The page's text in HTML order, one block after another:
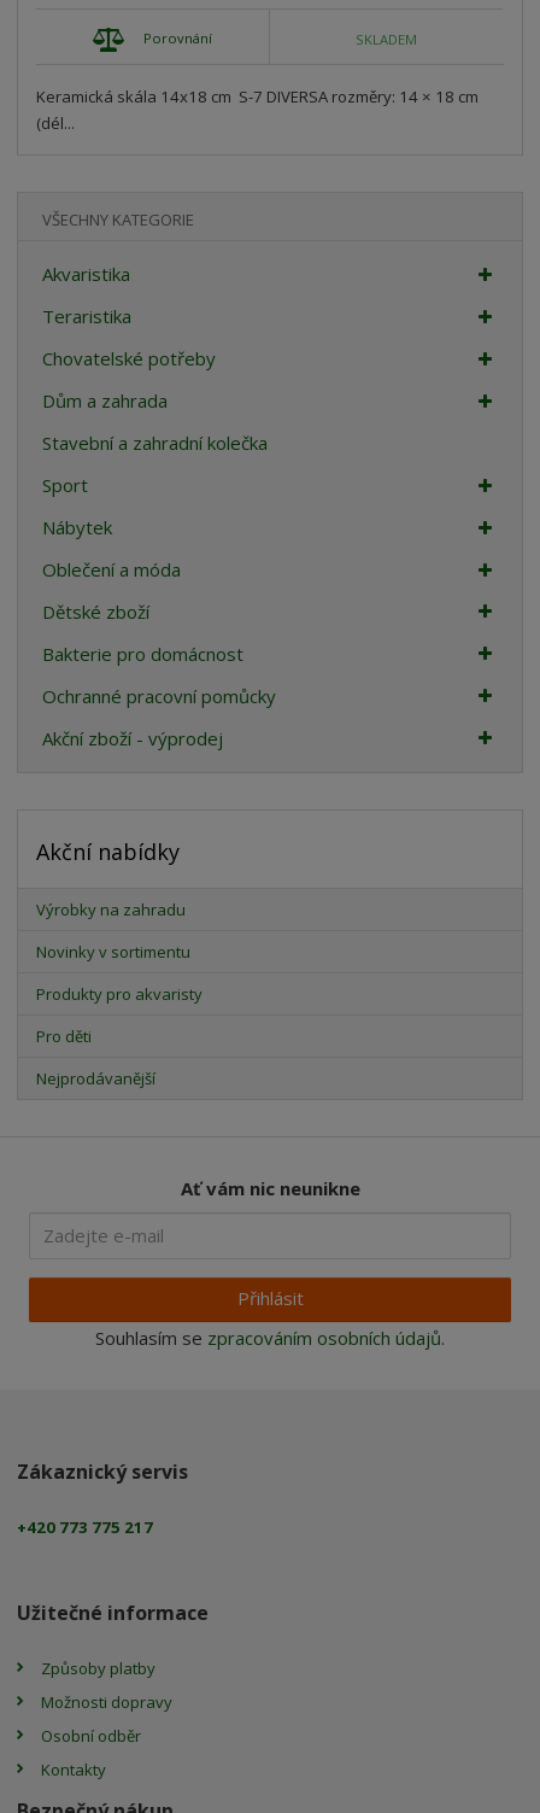
Porovnání SKLADEM
Keramická skála 14x18 cm S-7 DIVERSA rozměry: 14 × 18 cm
(dél...
VŠECHNY KATEGORIE
Akvaristika
Teraristika
Chovatelské potřeby
Dům a zahrada
Stavební a zahradní kolečka
Sport
Nábytek
Oblečení a móda
Dětské zboží
Bakterie pro domácnost
Ochranné pracovní pomůcky
Akční zboží - výprodej
Akční nabídky
Výrobky na zahradu
Novinky v sortimentu
Produkty pro akvaristy
Pro děti
Nejprodávanější
Ať vám nic neunikne
Přihlásit
Souhlasím se zpracováním osobních údajů.
Zákaznický servis
+420 773 775 217
Užitečné informace
Způsoby platby
Možnosti dopravy
Osobní odběr
Kontakty